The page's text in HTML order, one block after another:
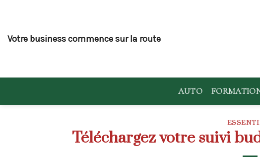
content
Votre business commence sur la route
AUTO
Téléchargez votre suivi